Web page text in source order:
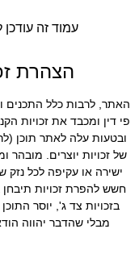
עמוד זה עודכן
הצהרת
האתר, לרבות כלל התכנים
פי דין ומכבד את זכויות
ובטעות עלה לאתר תוכן
של זכויות יוצרים.
ישירה או עקיפה לכל נזק
חשש להפרת זכויות תיבחן
בזכויות צד ג', יוסר
מבלי שהדבר יהווה